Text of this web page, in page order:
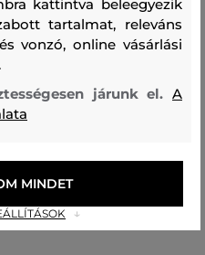
kattintva beleegyezik
tartalmat, releváns
vonzó, online vásárlási
járunk el.A
MINDET